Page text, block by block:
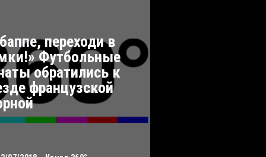
переходи в
Футбольные
обратились к
французской